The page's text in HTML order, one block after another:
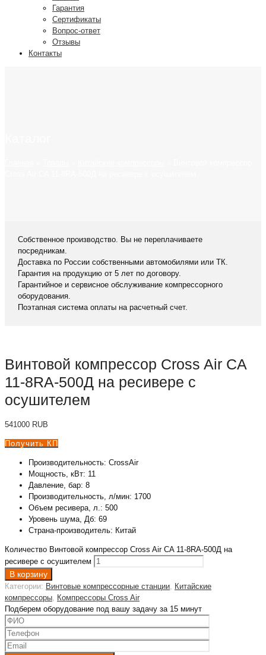
Гарантия
Сертификаты
Вопрос-ответ
Отзывы
Контакты
Собственное производство. Вы не переплачиваете
посредникам.
Доставка по России собственными автомобилями или ТК.
Гарантия на продукцию от 5 лет по договору.
Гарантийное и сервисное обслуживание компрессорного
оборудования.
Поэтапная система оплаты на расчетный счет.
Винтовой компрессор Cross Air CA
11-8RA-500Д на ресивере с
осушителем
541000 RUB
Получить КП
Производительность: CrossAir
Мощность, кВт: 11
Давление, бар: 8
Производительность, л/мин: 1700
Объем ресивера, л.: 500
Уровень шума, Дб: 69
Страна-производитель: Китай
Количество Винтовой компрессор Cross Air CA 11-8RA-500Д на
ресивере с осушителем
В корзину
Категории: Винтовые компрессорные станции Китайские
компрессоры Компрессоры Cross Air
Подберем оборудование под вашу задачу за 15 минут